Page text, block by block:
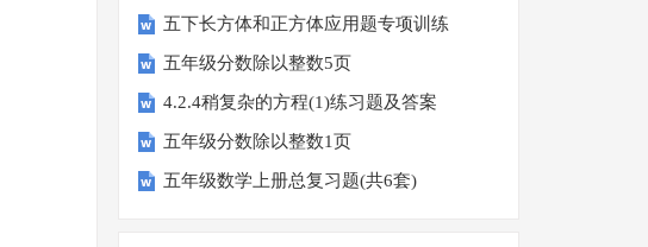
五下长方体和正方体应用题专项训练
五年级分数除以整数5页
4.2.4稍复杂的方程(1)练习题及答案
五年级分数除以整数1页
五年级数学上册总复习题(共6套)